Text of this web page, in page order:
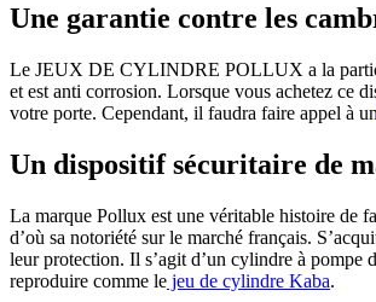
Une garantie contre les
Le JEUX DE CYLINDRE POLLUX a la
et est anti corrosion. Lorsque vous achetez
votre porte. Cependant, il faudra faire appel à un
Un dispositif sécuritaire de
La marque Pollux est une véritable histoire de
d’où sa notoriété sur le marché français.
leur protection. Il s’agit d’un cylindre à pompe
reproduire comme le jeu de cylindre Kaba.